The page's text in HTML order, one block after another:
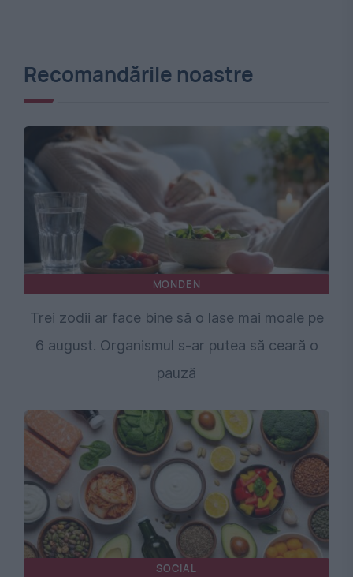
Recomandările noastre
MONDEN
Trei zodii ar face bine să o lase mai moale pe
6 august. Organismul s-ar putea să ceară o
pauză
SOCIAL